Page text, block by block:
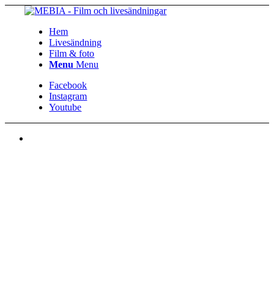
Hem
Livesändning
Film & foto
Menu Menu
Facebook
Instagram
Youtube